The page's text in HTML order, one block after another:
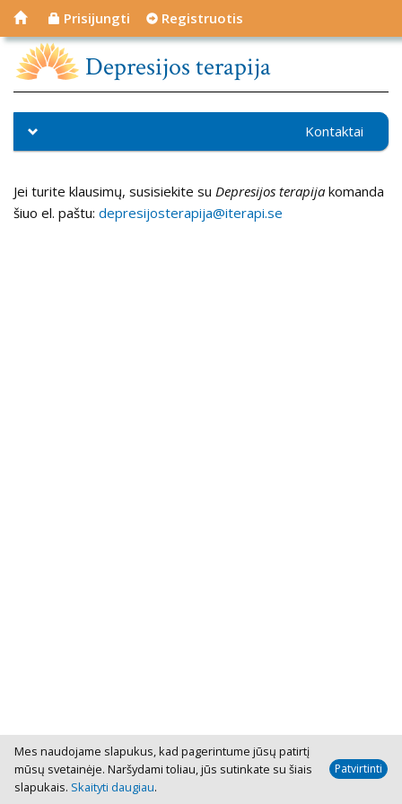
Mes naudojame slapukus, kad pagerintume jūsų patirtį
mūsų svetainėje. Naršydami toliau, jūs sutinkate su šiais
slapukais. Skaityti daugiau.
Prisijungti Registruotis
Depresijos terapija
Kontaktai
Jei turite klausimų, susisiekite su Depresijos terapija komanda
šiuo el. paštu: depresijosterapija@iterapi.se